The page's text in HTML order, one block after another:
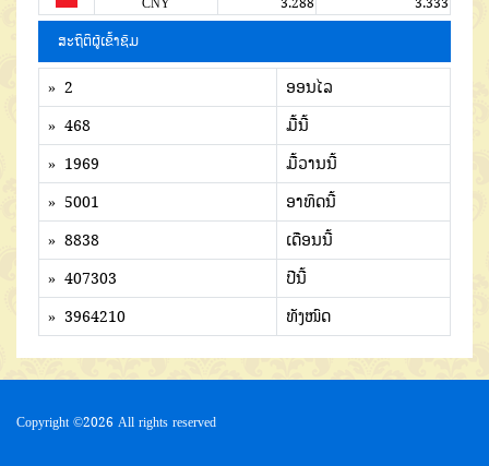
ສະຖິຕິຜູ້ເຂົ້າຊົມ
» 2
ອອນໄລ
» 468
ມື້ນີ້
» 1969
ມື້ວານນີ້
» 5001
ອາທິດນີ້
» 8838
ເດືອນນີ້
» 407303
ປີນີ້
» 3964210
ທັງໜົດ
Copyright ©2026 All rights reserved